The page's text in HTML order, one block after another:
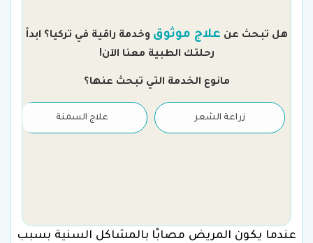
هل تبحث عن علاج موثوق وخدمة راقية في تركيا؟ ابدأ
رحلتك الطبية معنا الآن!
مانوع الخدمة التي تبحث عنها؟
زراعة الشعر علاج السمنة
عندما يكون المريض مصابًا بالمشاكل السنية بسبب